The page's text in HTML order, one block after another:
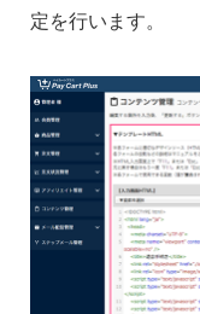
定を行います。